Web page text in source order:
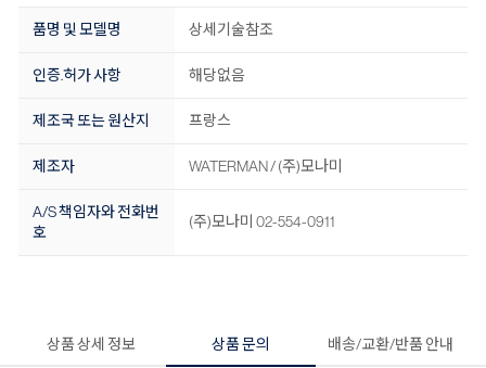
품명 및 모델명 상세기술참조
인증.허가 사항 해당없음
제조국 또는 원산지 프랑스
제조자 WATERMAN / (주)모나미
A/S 책임자와 전화번
호
(주)모나미 02-554-0911
상품 상세 정보 상품 문의 배송/교환/반품 안내